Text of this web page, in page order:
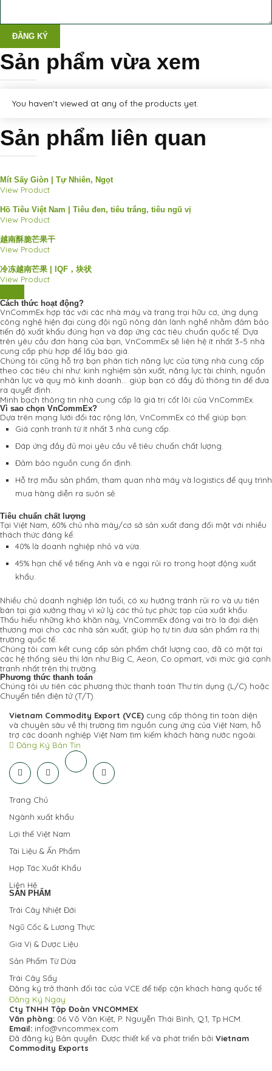
ĐĂNG KÝ
Sản phẩm vừa xem
You haven't viewed at any of the products yet.
Sản phẩm liên quan
Mít Sấy Giòn | Tự Nhiên, Ngọt
View Product
Hồ Tiêu Việt Nam | Tiêu đen, tiêu trắng, tiêu ngũ vị
View Product
越南酥脆芒果干
View Product
冷冻越南芒果 | IQF，块状
View Product
Cách thức hoạt động?
VnCommEx hợp tác với các nhà máy và trang trại hữu cơ, ứng dụng
công nghệ hiện đại cùng đội ngũ nông dân lành nghề nhằm đảm bảo
tiến độ xuất khẩu đúng hạn và đáp ứng các tiêu chuẩn quốc tế. Dựa
trên yêu cầu đơn hàng của bạn, VnCommEx sẽ liên hệ ít nhất 3–5 nhà
cung cấp phù hợp để lấy báo giá.
Chúng tôi cũng hỗ trợ bạn phân tích năng lực của từng nhà cung cấp
theo các tiêu chí như: kinh nghiệm sản xuất, năng lực tài chính, nguồn
nhân lực và quy mô kinh doanh… giúp bạn có đầy đủ thông tin để đưa
ra quyết định.
Minh bạch thông tin nhà cung cấp là giá trị cốt lõi của VnCommEx.
Vì sao chọn VnCommEx?
Dựa trên mạng lưới đối tác rộng lớn, VnCommEx có thể giúp bạn:
Giá cạnh tranh từ ít nhất 3 nhà cung cấp.
Đáp ứng đầy đủ mọi yêu cầu về tiêu chuẩn chất lượng.
Đảm bảo nguồn cung ổn định.
Hỗ trợ mẫu sản phẩm, tham quan nhà máy và logistics để quy trình
mua hàng diễn ra suôn sẻ.
Tiêu chuẩn chất lượng
Tại Việt Nam, 60% chủ nhà máy/cơ sở sản xuất đang đối mặt với nhiều
thách thức đáng kể:
40% là doanh nghiệp nhỏ và vừa.
45% hạn chế về tiếng Anh và e ngại rủi ro trong hoạt động xuất
khẩu.
Nhiều chủ doanh nghiệp lớn tuổi, có xu hướng tránh rủi ro và ưu tiên
bán tại giá xưởng thay vì xử lý các thủ tục phức tạp của xuất khẩu.
Thấu hiểu những khó khăn này, VnCommEx đóng vai trò là đại diện
thương mại cho các nhà sản xuất, giúp họ tự tin đưa sản phẩm ra thị
trường quốc tế.
Chúng tôi cam kết cung cấp sản phẩm chất lượng cao, đã có mặt tại
các hệ thống siêu thị lớn như Big C, Aeon, Co.opmart, với mức giá cạnh
tranh nhất trên thị trường.
Phương thức thanh toán
Chúng tôi ưu tiên các phương thức thanh toán Thư tín dụng (L/C) hoặc
Chuyển tiền điện tử (T/T).
Vietnam Commodity Export (VCE) cung cấp thông tin toàn diện
và chuyên sâu về thị trường tìm nguồn cung ứng của Việt Nam, hỗ
trợ các doanh nghiệp Việt Nam tìm kiếm khách hàng nước ngoài.
Đăng Ký Bản Tin
Trang Chủ
Ngành xuất khẩu
Lợi thế Việt Nam
Tài Liệu & Ấn Phẩm
Hợp Tác Xuất Khẩu
Liên Hệ
SẢN PHẨM
Trái Cây Nhiệt Đới
Ngũ Cốc & Lương Thực
Gia Vị & Dược Liệu
Sản Phẩm Từ Dừa
Trái Cây Sấy
Đăng ký trở thành đối tác của VCE để tiếp cận khách hàng quốc tế
Đăng Ký Ngay
Cty TNHH Tập Đoàn VNCOMMEX
Văn phòng: 06 Võ Văn Kiệt, P. Nguyễn Thái Bình, Q.1, Tp.HCM.
Email: info@vncommex.com
Đã đăng ký Bản quyền. Được thiết kế và phát triển bởi Vietnam
Commodity Exports